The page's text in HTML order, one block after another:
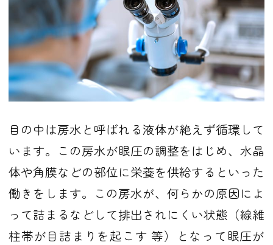
目の中は房水と呼ばれる液体が絶えず循環して
います。この房水が眼圧の調整をはじめ、水晶
体や角膜などの部位に栄養を供給するといった
働きをします。この房水が、何らかの原因によ
って詰まるなどして排出されにくい状態（線維
柱帯が目詰まりを起こす 等）となって眼圧が